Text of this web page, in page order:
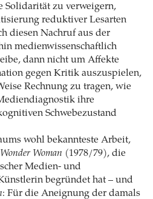
Solidarität zu verweigern,
reduktiver Lesarten
diesen Nachruf aus der
medienwissenschaftlich
dann nicht um Affekte
gegen Kritik auszuspielen,
Rechnung zu tragen, wie
ihre
Schwebezustand
wohl bekannteste Arbeit,
Woman (1978/79), die
Medien- und
begründet hat – und
: Für die Aneignung der damals